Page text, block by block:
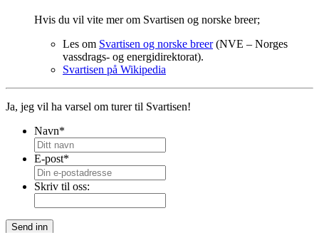
Hvis du vil vite mer om Svartisen og norske breer;
Les om Svartisen og norske breer(NVE – Norges
vassdrags- og energidirektorat).
Svartisen på Wikipedia
Ja, jeg vil ha varsel om turer til Svartisen!
Navn*
E-post*
Skriv til oss:
Send inn